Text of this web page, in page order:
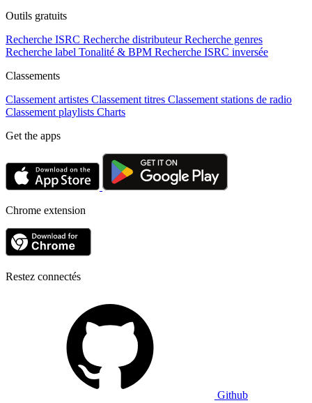
Outils gratuits
Recherche ISRC Recherche distributeur Recherche genres
Recherche label Tonalité & BPM Recherche ISRC inversée
Classements
Classement artistes Classement titres Classement stations de radio
Classement playlists Charts
Get the apps
Chrome extension
Restez connectés
Github